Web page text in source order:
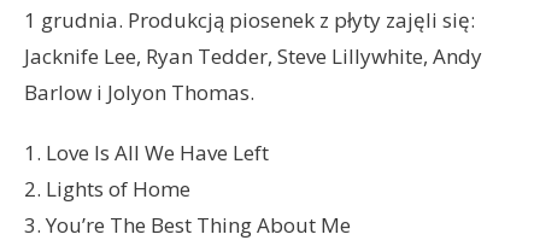
1 grudnia. Produkcją piosenek z płyty zajęli się:
Jacknife Lee, Ryan Tedder, Steve Lillywhite, Andy
Barlow i Jolyon Thomas.
1. Love Is All We Have Left
2. Lights of Home
3. You’re The Best Thing About Me